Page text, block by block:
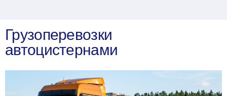
Грузоперевозки
автоцистернами